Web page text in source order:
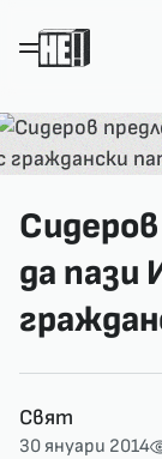
да пази
Свят
30 януари 2014